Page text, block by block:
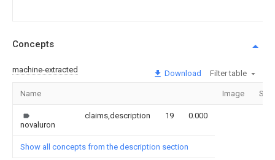
Concepts
machine-extracted Download Filter table
Name Image
novaluron
claims,description 19 0.000
Show all concepts from the description section